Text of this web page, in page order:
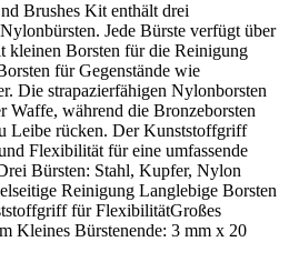
Brushes Kit enthält drei
Jede Bürste verfügt über
kleinen Borsten für die Reinigung
für Gegenstände wie
Die strapazierfähigen Nylonborsten
Waffe, während die Bronzeborsten
Leibe rücken. Der Kunststoffgriff
Flexibilität für eine umfassende
Bürsten: Stahl, Kupfer, Nylon
Reinigung Langlebige Borsten
für FlexibilitätGroßes
Kleines Bürstenende: 3 mm x 20